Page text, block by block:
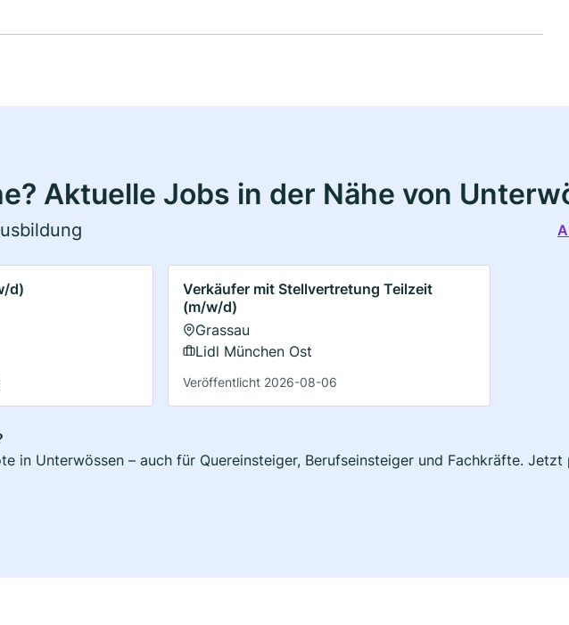
Aktuelle Jobs in der Nähe von
d)
Verkäufer mit Stellvertretung Teilzeit
(m/w/d)
Grassau
Lidl München Ost
Veröffentlicht 2026-08-06
in Unterwössen – auch für Quereinsteiger, Berufseinsteiger und Fachkräfte.